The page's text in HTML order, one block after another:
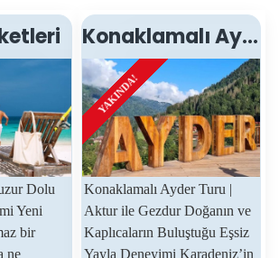
Dolu
Yeni
bir
ne
Konaklamalı Ayder Turu
KONAKLAMALI
YAKINDA!
Konaklamalı Ayder Turu |
Aktur ile Gezdur Doğanın ve
Kaplıcaların Buluştuğu Eşsiz
Yayla Deneyimi Karadeniz’in